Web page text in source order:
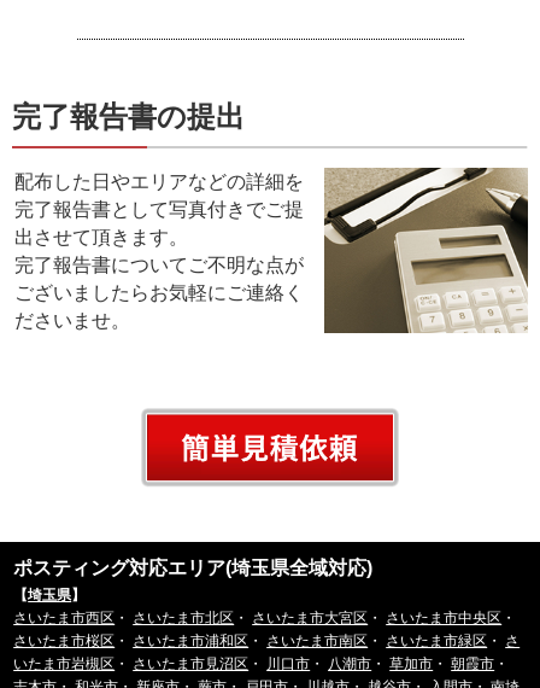
完了報告書の提出
配布した日やエリアなどの詳細を
完了報告書として写真付きでご提
出させて頂きます。
完了報告書についてご不明な点が
ございましたらお気軽にご連絡く
ださいませ。
ポスティング対応エリア(埼玉県全域対応)
【埼玉県】
さいたま市西区 ・ さいたま市北区 ・ さいたま市大宮区 ・ さいたま市中央区 ・
さいたま市桜区 ・ さいたま市浦和区 ・ さいたま市南区 ・ さいたま市緑区 ・ さ
いたま市岩槻区 ・ さいたま市見沼区 ・ 川口市 ・ 八潮市 ・草加市 ・朝霞市 ・